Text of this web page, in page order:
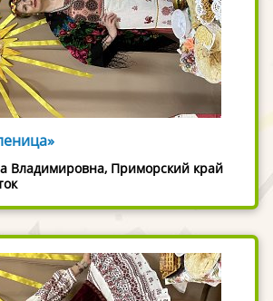
Владимировна, Приморский край